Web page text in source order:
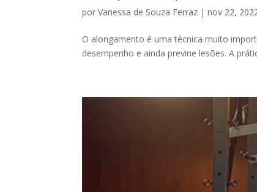
porVanessa de Souza Ferraz |nov 22,
O alongamento é uma técnica muito
desempenho e ainda previne lesões. A